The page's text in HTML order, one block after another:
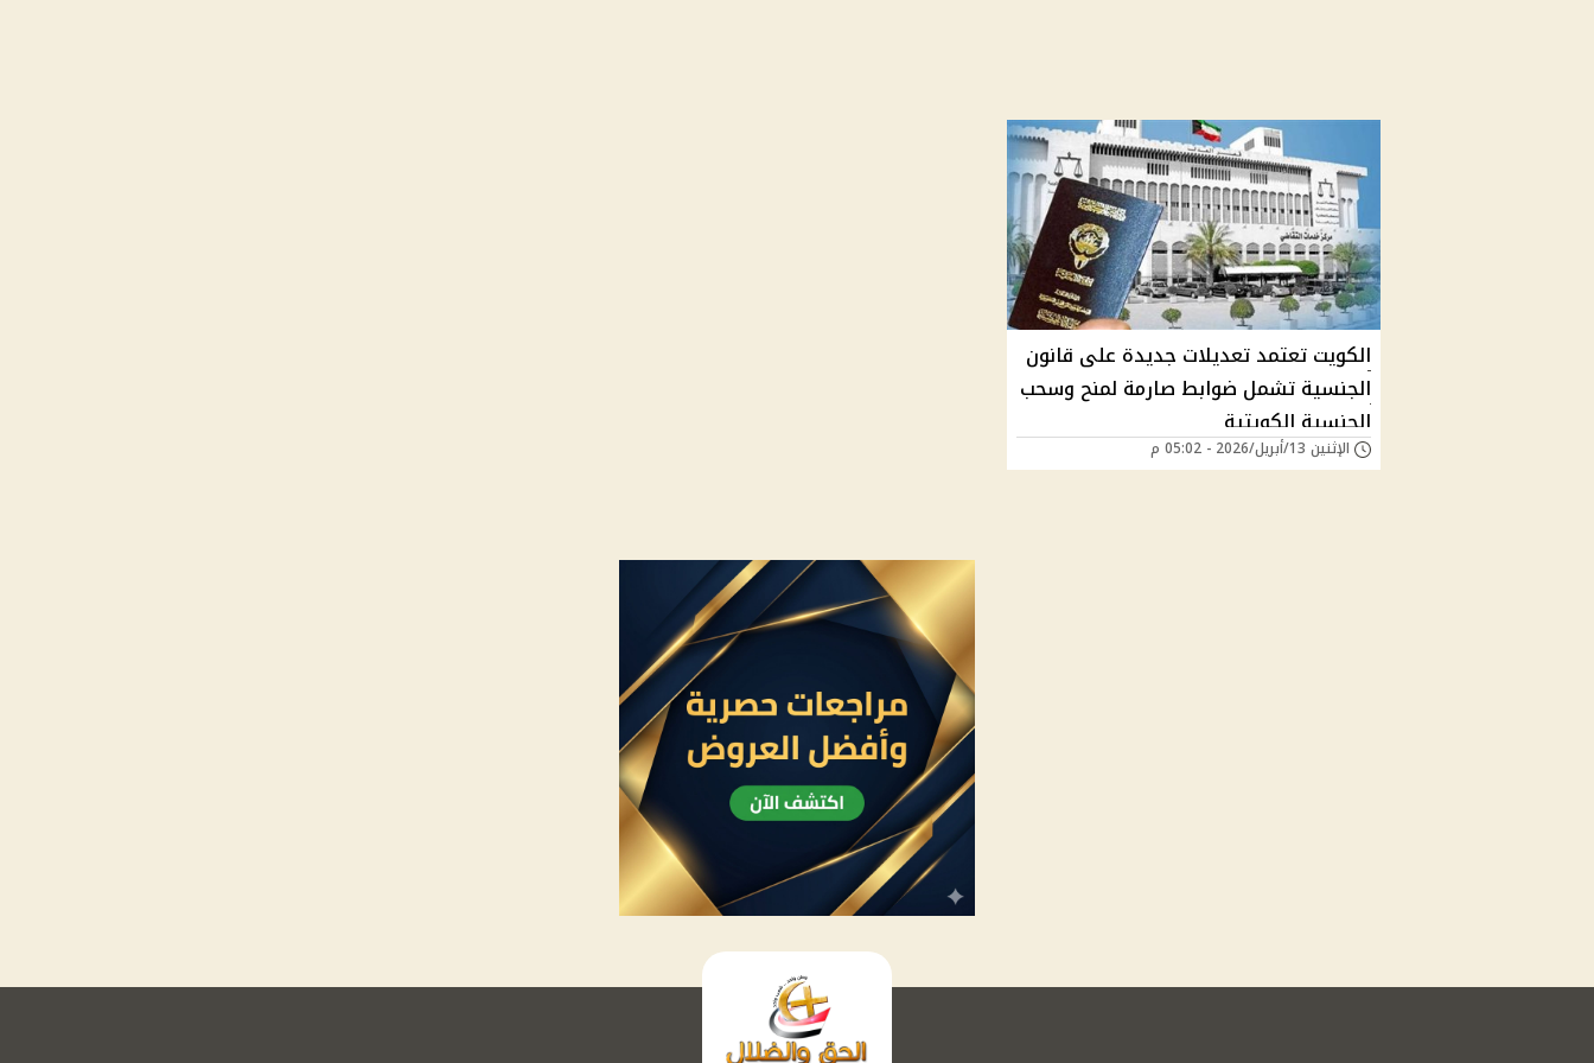
الكويت تعتمد تعديلات جديدة على قانون
الجنسية تشمل ضوابط صارمة لمنح وسحب
الجنسية الكويتية
الإثنين 13/أبريل/2026 - 05:02 م